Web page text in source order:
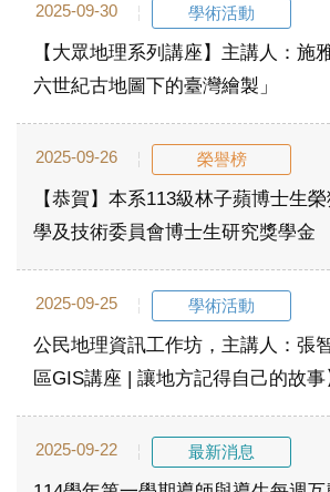
2025-09-30 學術活動
【大眾地理系列講座】主講人：施
六世紀古地圖下的臺灣繪製」
2025-09-26 榮譽榜
【恭賀】本系113級林子蘋博士生
學及技術委員會博士生研究獎學金
2025-09-25 學術活動
公民地理資訊工作坊，主講人：張
區GIS講座 | 讓地方記得自己的故事
2025-09-22 最新消息